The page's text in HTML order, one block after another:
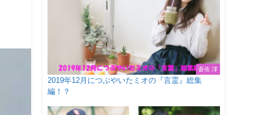
蒼依 澪
2019年12月につぶやいたミオの『言霊』総集
編！？